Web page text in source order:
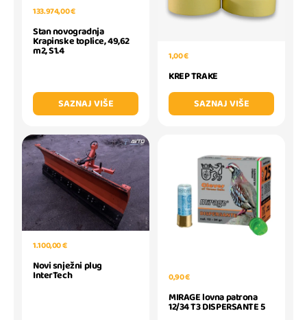
133.974,00 €
Stan novogradnja
Krapinske toplice, 49,62
m2, S1.4
SAZNAJ VIŠE
1,00 €
KREP TRAKE
SAZNAJ VIŠE
1.100,00 €
Novi snježni plug
InterTech 0,90 €
MIRAGE lovna patrona
12/34 T3 DISPERSANTE 5